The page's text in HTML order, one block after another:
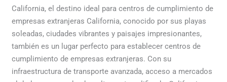
California, el destino ideal para centros de cumplimiento de
empresas extranjeras California, conocido por sus playas
soleadas, ciudades vibrantes y paisajes impresionantes,
también es un lugar perfecto para establecer centros de
cumplimiento de empresas extranjeras. Con su
infraestructura de transporte avanzada, acceso a mercados
cumplimiento
de
empresas
extranjeras